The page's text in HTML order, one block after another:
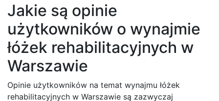
Jakie są opinie
użytkowników o wynajmie
łóżek rehabilitacyjnych w
Warszawie
Opinie użytkowników na temat wynajmu łóżek
rehabilitacyjnych w Warszawie są zazwyczaj